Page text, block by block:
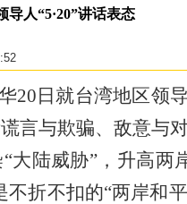
人“5·20”讲话表态
日就台湾地区领导
言与欺骗、敌意与
大陆威胁”，升高两
折不扣的“两岸和